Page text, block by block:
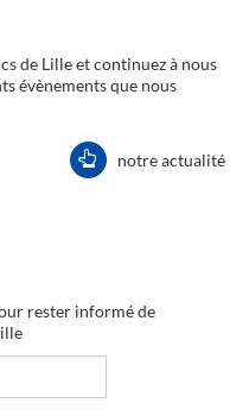
de Lille et continuez à nous
évènements que nous
notre actualité
rester informé de